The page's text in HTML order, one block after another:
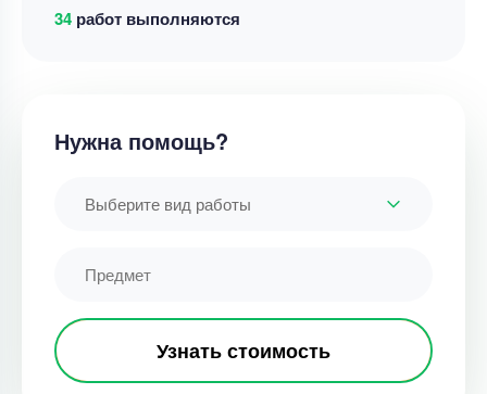
34 работ выполняются
Нужна помощь?
Выберите вид работы
Узнать стоимость